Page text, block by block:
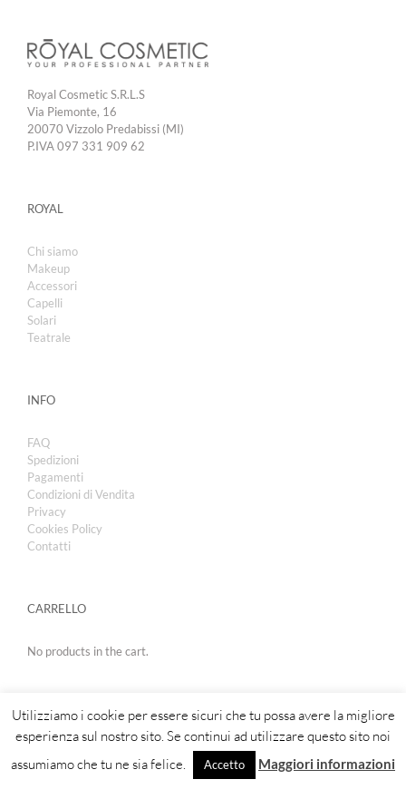
Royal Cosmetic S.R.L.S
Via Piemonte, 16
20070 Vizzolo Predabissi (MI)
P.IVA 097 331 909 62
ROYAL
Chi siamo
Makeup
Accessori
Capelli
Solari
Teatrale
INFO
FAQ
Spedizioni
Pagamenti
Condizioni di Vendita
Privacy
Cookies Policy
Contatti
CARRELLO
No products in the cart.
Copyright 2019 | Royal Cosmetic
Utilizziamo i cookie per essere sicuri che tu possa avere la migliore
esperienza sul nostro sito. Se continui ad utilizzare questo sito noi
assumiamo che tu ne sia felice.
Accetto Maggiori informazioni